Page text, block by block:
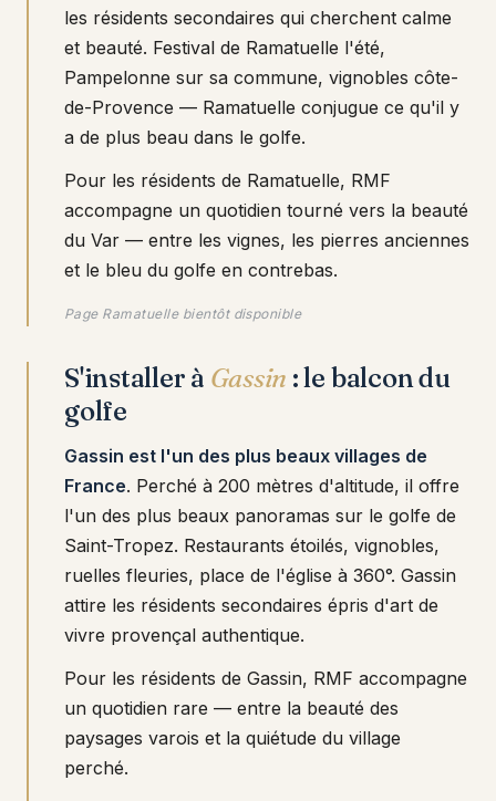
les résidents secondaires qui cherchent calme
et beauté. Festival de Ramatuelle l'été,
Pampelonne sur sa commune, vignobles côte-
de-Provence — Ramatuelle conjugue ce qu'il y
a de plus beau dans le golfe.
Pour les résidents de Ramatuelle, RMF
accompagne un quotidien tourné vers la beauté
du Var — entre les vignes, les pierres anciennes
et le bleu du golfe en contrebas.
Page Ramatuelle bientôt disponible
S'installer à Gassin : le balcon du
golfe
Gassin est l'un des plus beaux villages de
France. Perché à 200 mètres d'altitude, il offre
l'un des plus beaux panoramas sur le golfe de
Saint-Tropez. Restaurants étoilés, vignobles,
ruelles fleuries, place de l'église à 360°. Gassin
attire les résidents secondaires épris d'art de
vivre provençal authentique.
Pour les résidents de Gassin, RMF accompagne
un quotidien rare — entre la beauté des
paysages varois et la quiétude du village
perché.